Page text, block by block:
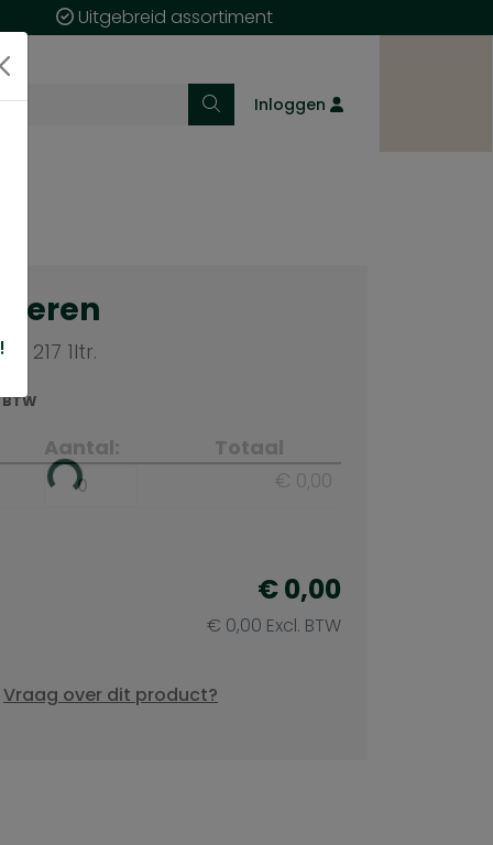
Uitgebreid assortiment
Inloggen
217 1ltr.
Aantal:
Totaal
€ 0,00
€ 0,00
€ 0,00 Excl. BTW
Vraag over dit product?